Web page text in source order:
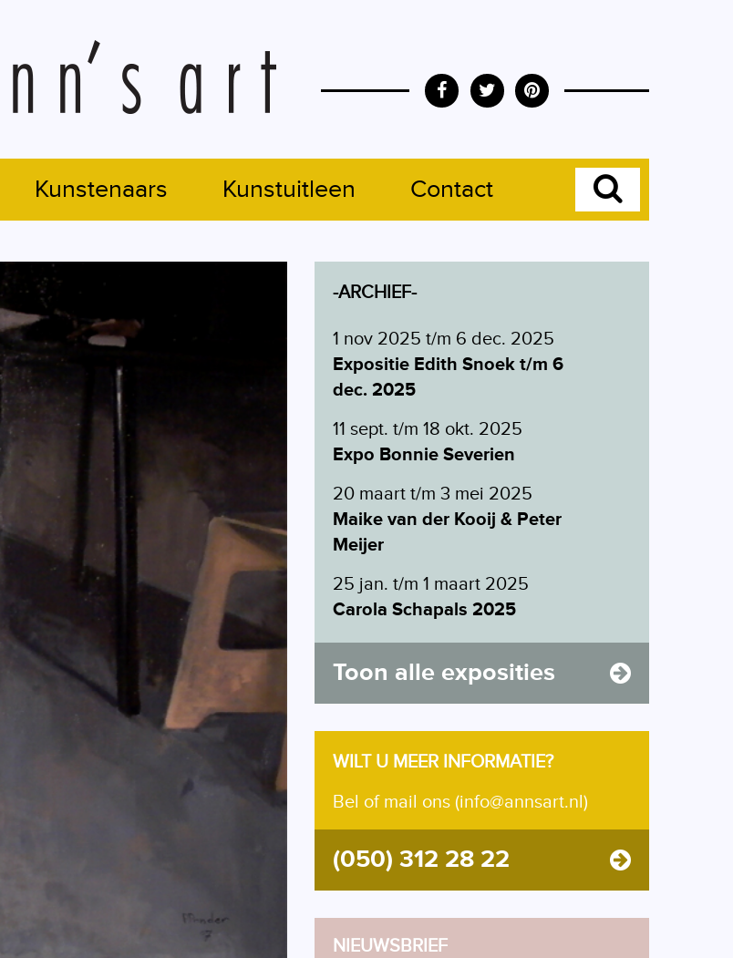
Kunstenaars Kunstuitleen Contact
-ARCHIEF-
1 nov 2025 t/m 6 dec. 2025
Expositie Edith Snoek t/m 6
dec. 2025
11 sept. t/m 18 okt. 2025
Expo Bonnie Severien
20 maart t/m 3 mei 2025
Maike van der Kooij & Peter
Meijer
25 jan. t/m 1 maart 2025
Carola Schapals 2025
Toon alle exposities
WILT U MEER INFORMATIE?
Bel of mail ons (info@annsart.nl)
(050) 312 28 22
NIEUWSBRIEF